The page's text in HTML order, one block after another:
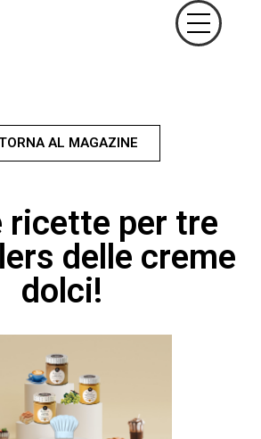
AL MAGAZINE
ricette per tre
delle creme
dolci!